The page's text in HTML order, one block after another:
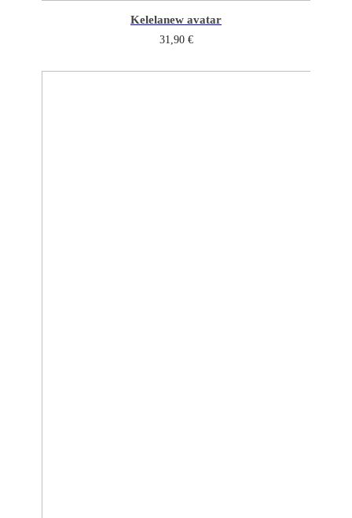
Kelelanew avatar
31,90 €